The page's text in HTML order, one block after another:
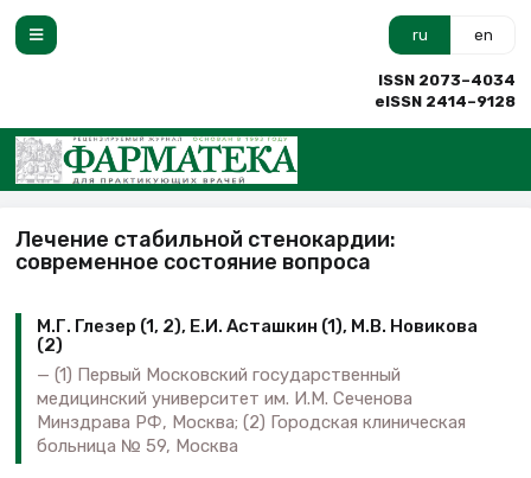
ru en
ISSN 2073–4034
eISSN 2414–9128
Лечение стабильной стенокардии:
современное состояние вопроса
М.Г. Глезер (1, 2), Е.И. Асташкин (1), М.В. Новикова
(2)
(1) Первый Московский государственный
медицинский университет им. И.М. Сеченова
Минздрава РФ, Москва; (2) Городская клиническая
больница № 59, Москва